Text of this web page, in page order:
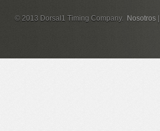
© 2013 Dorsal1 Timing Company. Nosotros